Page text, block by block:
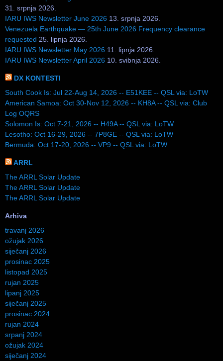
31. srpnja 2026.
IARU IWS Newsletter June 2026 13. srpnja 2026.
Venezuela Earthquake — 25th June 2026 Frequency clearance
requested 25. lipnja 2026.
IARU IWS Newsletter May 2026 11. lipnja 2026.
IARU IWS Newsletter April 2026 10. svibnja 2026.
DX KONTESTI
South Cook Is: Jul 22-Aug 14, 2026 -- E51KEE -- QSL via: LoTW
American Samoa: Oct 30-Nov 12, 2026 -- KH8A -- QSL via: Club
Log OQRS
Solomon Is: Oct 7-21, 2026 -- H49A -- QSL via: LoTW
Lesotho: Oct 16-29, 2026 -- 7P8GE -- QSL via: LoTW
Bermuda: Oct 17-20, 2026 -- VP9 -- QSL via: LoTW
ARRL
The ARRL Solar Update
The ARRL Solar Update
The ARRL Solar Update
Arhiva
travanj 2026
ožujak 2026
siječanj 2026
prosinac 2025
listopad 2025
rujan 2025
lipanj 2025
siječanj 2025
prosinac 2024
rujan 2024
srpanj 2024
ožujak 2024
siječanj 2024